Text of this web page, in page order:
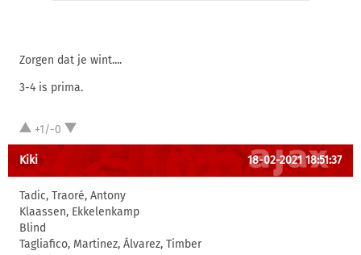
Zorgen dat je wint....
3-4 is prima.
+1/-0
Kiki 18-02-2021 18:51:37
Tadic, Traoré, Antony
Klaassen, Ekkelenkamp
Blind
Tagliafico, Martinez, Álvarez, Timber